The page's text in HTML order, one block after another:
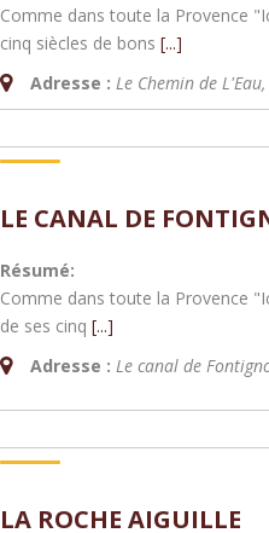
Comme dans toute la Provence
cinq siècles de bons [...]
Adresse : Le Chemin de L'Eau,
LE CANAL DE
Résumé:
Comme dans toute la Provence
de ses cinq [...]
Adresse : Le canal de
LA ROCHE AIGUILLE